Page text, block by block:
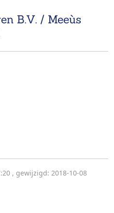
B.V. / Meeùs
, gewijzigd: 2018-10-08